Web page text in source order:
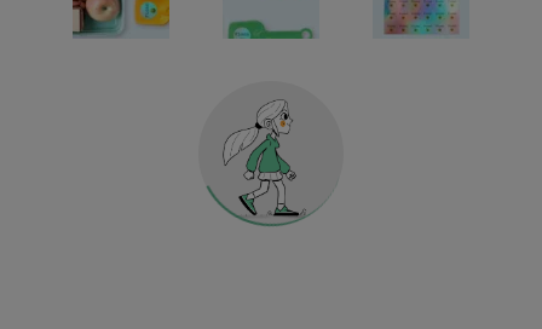
KINDERGARTEN & SCHULE